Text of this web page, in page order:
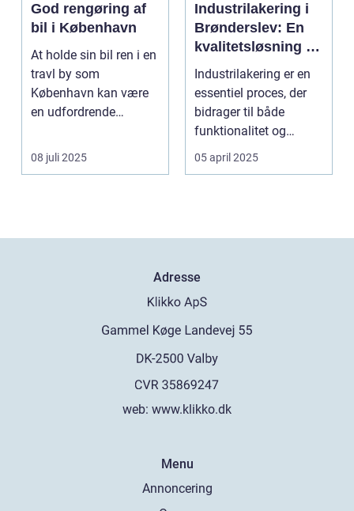
God rengøring af
bil i København
At holde sin bil ren i en
travl by som
København kan være
en udfordrende
08 juli 2025
Industrilakering i
Brønderslev: En
kvalitetsløsning til
dit næste projekt
Industrilakering er en
essentiel proces, der
bidrager til både
funktionalitet og
æstetik...
05 april 2025
Adresse
web: www.klikko.dk
Menu
Annoncering